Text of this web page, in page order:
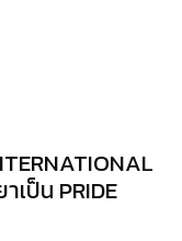
เป็น PRIDE